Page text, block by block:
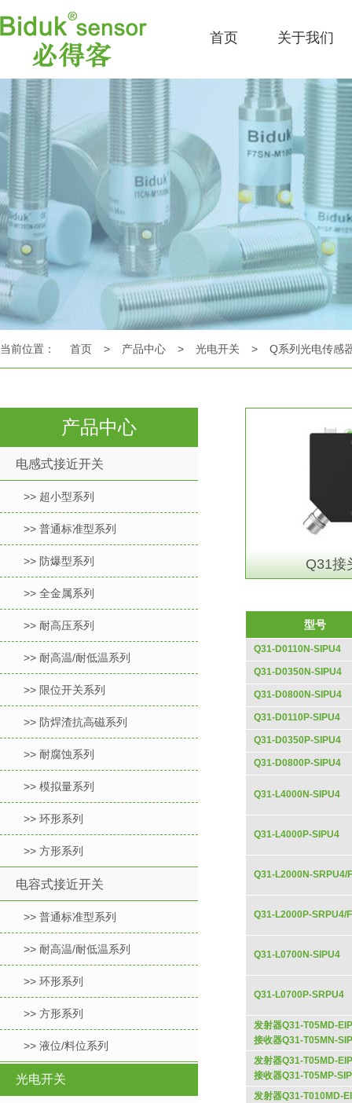
首页 关于我们
当前位置： 首页 > 产品中心 > 光电开关 > Q系列光电传感
产品中心
电感式接近开关
>> 超小型系列
>> 普通标准型系列
>> 防爆型系列
>> 全金属系列
>> 耐高压系列
>> 耐高温/耐低温系列
>> 限位开关系列
>> 防焊渣抗高磁系列
>> 耐腐蚀系列
>> 模拟量系列
>> 环形系列
>> 方形系列
电容式接近开关
>> 普通标准型系列
>> 耐高温/耐低温系列
>> 环形系列
>> 方形系列
>> 液位/料位系列
光电开关
Q31接
型号
Q31-D0110N-SIPU4
Q31-D0350N-SIPU4
Q31-D0800N-SIPU4
Q31-D0110P-SIPU4
Q31-D0350P-SIPU4
Q31-D0800P-SIPU4
Q31-L4000N-SIPU4
Q31-L4000P-SIPU4
Q31-L2000N-SRPU4/F
Q31-L2000P-SRPU4/F
Q31-L0700N-SIPU4
Q31-L0700P-SRPU4
发射器Q31-T05MD-
接收器Q31-T05MN-
发射器Q31-T05MD-
接收器Q31-T05MP-
发射器Q31-T010MD-